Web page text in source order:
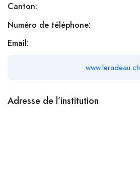
Canton:
Numéro de téléphone:
Email:
www.leradeau.ch
Adresse de l’institution